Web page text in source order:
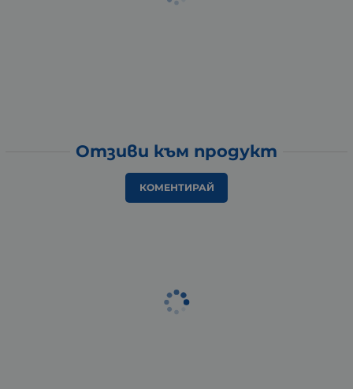
Отзиви към продукт
КОМЕНТИРАЙ